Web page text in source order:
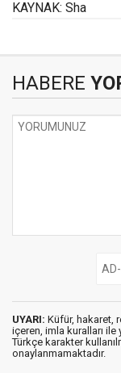
KAYNAK: Sha
HABERE
UYARI: Küfür, hakaret,
içeren, imla kuralları ile
Türkçe karakter
onaylanmamaktadır.